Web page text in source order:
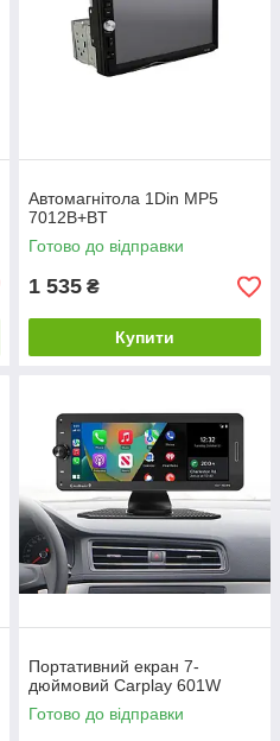
Автомагнітола 1Din MP5
7012B+BT
Готово до відправки
1 535 ₴
Купити
Портативний екран 7-
дюймовий Carplay 601W
Готово до відправки